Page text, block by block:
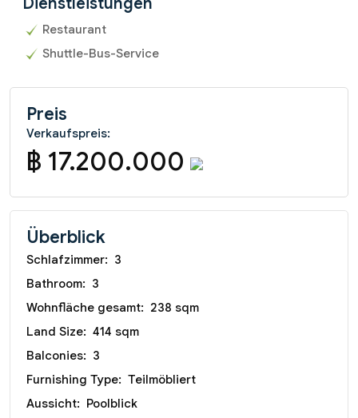
Restaurant
Shuttle-Bus-Service
Preis
Verkaufspreis:
฿ 17.200.000
Überblick
Schlafzimmer: 3
Bathroom: 3
Wohnfläche gesamt: 238 sqm
Land Size: 414 sqm
Balconies: 3
Furnishing Type: Teilmöbliert
Aussicht: Poolblick